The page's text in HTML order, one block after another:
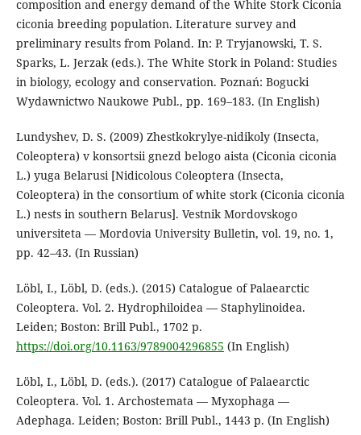
composition and energy demand of the White Stork Ciconia
ciconia breeding population. Literature survey and
preliminary results from Poland. In: P. Tryjanowski, T. S.
Sparks, L. Jerzak (eds.). The White Stork in Poland: Studies
in biology, ecology and conservation. Poznań: Bogucki
Wydawnictwo Naukowe Publ., pp. 169–183. (In English)
Lundyshev, D. S. (2009) Zhestkokrylye-nidikoly (Insecta,
Coleoptera) v konsortsii gnezd belogo aista (Ciconia ciconia
L.) yuga Belarusi [Nidicolous Coleoptera (Insecta,
Coleoptera) in the consortium of white stork (Ciconia ciconia
L.) nests in southern Belarus]. Vestnik Mordovskogo
universiteta — Mordovia University Bulletin, vol. 19, no. 1,
pp. 42–43. (In Russian)
Löbl, I., Löbl, D. (eds.). (2015) Catalogue of Palaearctic
Coleoptera. Vol. 2. Hydrophiloidea — Staphylinoidea.
Leiden; Boston: Brill Publ., 1702 p.
https://doi.org/10.1163/9789004296855 (In English)
Löbl, I., Löbl, D. (eds.). (2017) Catalogue of Palaearctic
Coleoptera. Vol. 1. Archostemata — Myxophaga —
Adephaga. Leiden; Boston: Brill Publ., 1443 p. (In English)